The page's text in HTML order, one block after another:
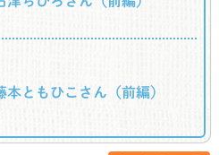
ともひこさん（前編）